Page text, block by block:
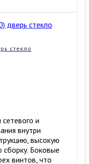
стекло
и
внутри
высокую
сборку. ​Боковые
винтов, что